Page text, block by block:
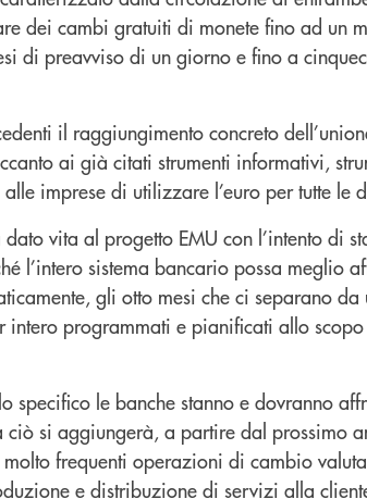
dei cambi gratuiti di monete fino ad un
di preavviso di un giorno e fino a
il raggiungimento concreto
ai già citati strumenti informativi,
imprese di utilizzare l’euro per tutte le
dato vita al progetto EMU con l’intento di
l’intero sistema bancario possa meglio
gli otto mesi che ci separano
intero programmati e pianificati allo
specifico le banche stanno e dovranno
ciò si aggiungerà, a partire dal prossimo
frequenti operazioni di cambio
e distribuzione di servizi alla